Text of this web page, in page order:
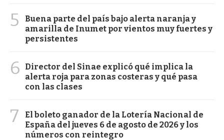
5
Buena parte del país bajo alerta naranja y
amarilla de Inumet por vientos muy fuertes y
persistentes
6
Director del Sinae explicó qué implica la
alerta roja para zonas costeras y qué pasa
con las clases
7
El boleto ganador de la Lotería Nacional de
España del jueves 6 de agosto de 2026 y los
números con reintegro